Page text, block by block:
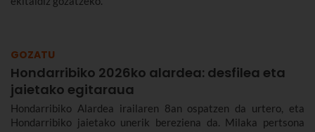
GOZATU
Hondarribiko 2026ko alardea: desfilea eta
jaietako egitaraua
Hondarribiko Alardea irailaren 8an ospatzen da urtero, eta
Hondarribiko jaietako unerik bereziena da. Milaka pertsona